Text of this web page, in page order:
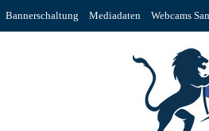
Bannerschaltung Mediadaten Webcams